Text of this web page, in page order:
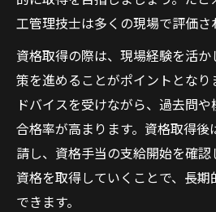
工管理技士は多くの現場で評価さ
資格取得の際は、現場経験を活
策を進めることがポイントとなり
ドバイスを受けながら、過去問
合格率が高まります。資格取得後
請し、資格手当の支給開始を確
資格を取得していくことで、長
できます。